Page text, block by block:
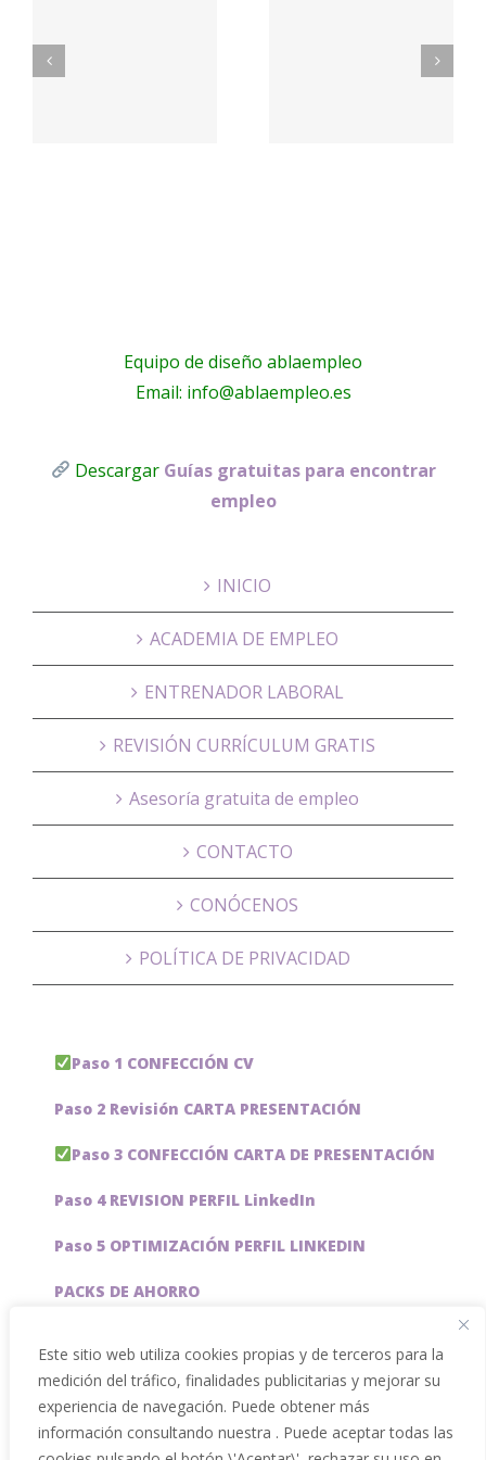
Este sitio web utiliza cookies propias y de terceros para la
medición del tráfico, finalidades publicitarias y mejorar su
experiencia de navegación. Puede obtener más
información consultando nuestra . Puede aceptar todas las
EMBL
Equipo de diseño ablaempleo
Email: info@ablaempleo.es
Descargar Guías gratuitas para encontrar
empleo
INICIO
ACADEMIA DE EMPLEO
ENTRENADOR LABORAL
REVISIÓN CURRÍCULUM GRATIS
Asesoría gratuita de empleo
CONTACTO
CONÓCENOS
POLÍTICA DE PRIVACIDAD
Paso 1 CONFECCIÓN CV
Paso 2 Revisión CARTA PRESENTACIÓN
Paso 3 CONFECCIÓN CARTA DE PRESENTACIÓN
Paso 4 REVISION PERFIL LinkedIn
Paso 5 OPTIMIZACIÓN PERFIL LINKEDIN
PACKS DE AHORRO
Servicios especiales